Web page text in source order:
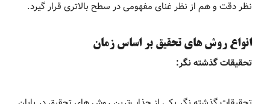
نظر دقت و هم از نظر غنای مفهومی در سطح بالاتری قرار گیرد.
انواع روش های تحقیق بر اساس زمان
تحقیقات گذشته‌ نگر: